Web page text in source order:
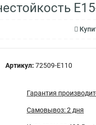
Артикул: 72509-E110
Гарантия
Самовывоз: 2 дня